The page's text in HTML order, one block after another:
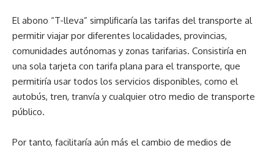
El abono “T-lleva” simplificaría las tarifas del transporte al
permitir viajar por diferentes localidades, provincias,
comunidades autónomas y zonas tarifarias. Consistiría en
una sola tarjeta con tarifa plana para el transporte, que
permitiría usar todos los servicios disponibles, como el
autobús, tren, tranvía y cualquier otro medio de transporte
público.
Por tanto, facilitaría aún más el cambio de medios de